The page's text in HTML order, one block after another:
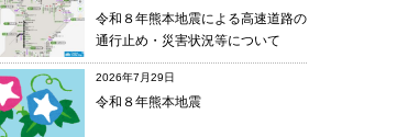
令和８年熊本地震による高速道路の
通行止め・災害状況等について
2026年7月29日
令和８年熊本地震